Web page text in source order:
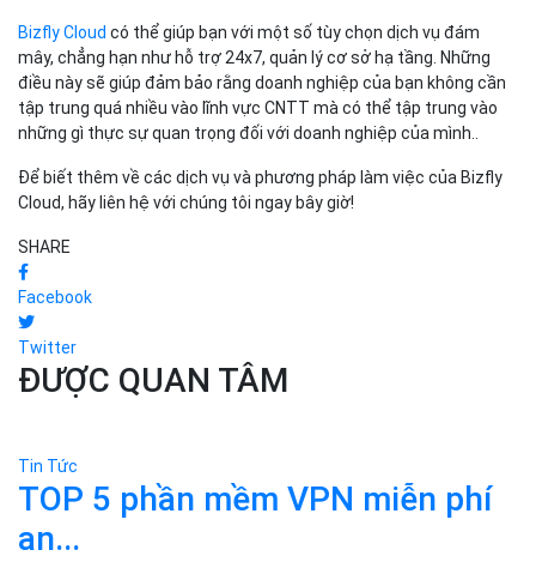
Bizfly Cloud có thể giúp bạn với một số tùy chọn dịch vụ đám
mây, chẳng hạn như hỗ trợ 24x7, quản lý cơ sở hạ tầng. Những
điều này sẽ giúp đảm bảo rằng doanh nghiệp của bạn không cần
tập trung quá nhiều vào lĩnh vực CNTT mà có thể tập trung vào
những gì thực sự quan trọng đối với doanh nghiệp của mình..
Để biết thêm về các dịch vụ và phương pháp làm việc của Bizfly
Cloud, hãy liên hệ với chúng tôi ngay bây giờ!
SHARE
Facebook
Twitter
ĐƯỢC QUAN TÂM